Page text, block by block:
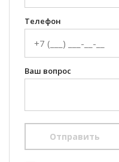
Телефон
Ваш вопрос
Отправить